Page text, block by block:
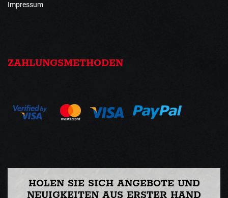
Impressum
ZAHLUNGSMETHODEN
HOLEN SIE SICH ANGEBOTE UND
NEUIGKEITEN AUS ERSTER HAND